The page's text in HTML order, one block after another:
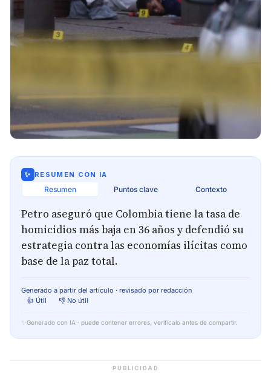
✨ RESUMEN CON IA
Resumen Puntos clave Contexto
Petro aseguró que Colombia tiene la tasa de
homicidios más baja en 36 años y defendió su
estrategia contra las economías ilícitas como
base de la paz total.
Generado a partir del artículo · revisado por redacción
👍 Útil
👎 No útil
✨ Generado con IA · puede contener errores, verifícalo antes de compartir.
PUBLICIDAD